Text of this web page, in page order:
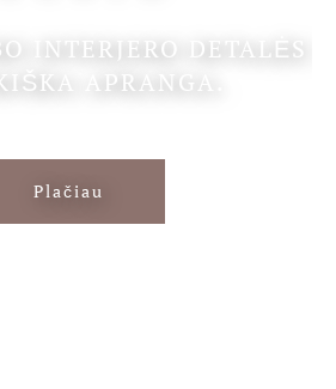
INTERJERO DETALĖS
APRANGA.
Plačiau